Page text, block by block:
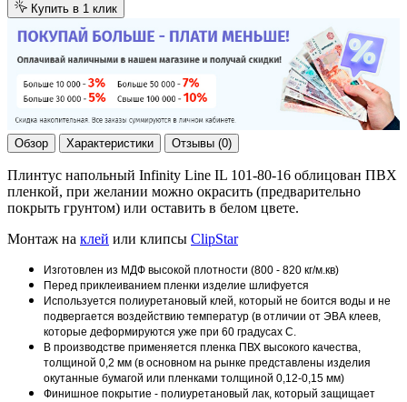
Купить в 1 клик
Обзор Характеристики Отзывы (0)
Плинтус напольный Infinity Line IL 101-80-16 облицован ПВХ
пленкой, при желании можно окрасить (предварительно
покрыть грунтом) или оставить в белом цвете.
Монтаж на клей или клипсы ClipStar
Изготовлен из МДФ высокой плотности (800 - 820 кг/м.кв)
Перед приклеиванием пленки изделие шлифуется
Используется полиуретановый клей, который не боится воды и не
подвергается воздействию температур (в отличии от ЭВА клеев,
которые деформируются уже при 60 градусах С.
В производстве применяется пленка ПВХ высокого качества,
толщиной 0,2 мм (в основном на рынке представлены изделия
окутанные бумагой или пленками толщиной 0,12-0,15 мм)
Финишное покрытие - полиуретановый лак, который защищает